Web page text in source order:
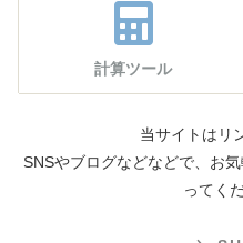
計算ツール
当サイトはリ
SNSやブログなどなどで、お
ってく